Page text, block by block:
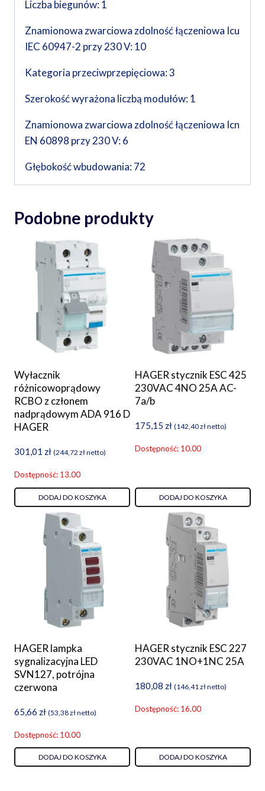
Liczba biegunów: 1
Znamionowa zwarciowa zdolność łączeniowa Icu
IEC 60947-2 przy 230 V: 10
Kategoria przeciwprzepięciowa: 3
Szerokość wyrażona liczbą modułów: 1
Znamionowa zwarciowa zdolność łączeniowa Icn
EN 60898 przy 230 V: 6
Głębokość wbudowania: 72
Podobne produkty
Wyłacznik
różnicowoprądowy
RCBO z członem
nadprądowym ADA 916 D
HAGER
301,01 zł (244,72 złnetto)
Dostępność: 13.00
DODAJ DO KOSZYKA
HAGER stycznik ESC 425
230VAC 4NO 25A AC-
7a/b
175,15 zł (142,40złnetto)
Dostępność: 10.00
DODAJ DO KOSZYKA
HAGER lampka
sygnalizacyjna LED
SVN127, potrójna
czerwona
65,66 zł (53,38złnetto)
Dostępność: 10.00
DODAJ DO KOSZYKA
HAGER stycznik ESC 227
230VAC 1NO+1NC 25A
180,08 zł (146,41 złnetto)
Dostępność: 16.00
DODAJ DO KOSZYKA